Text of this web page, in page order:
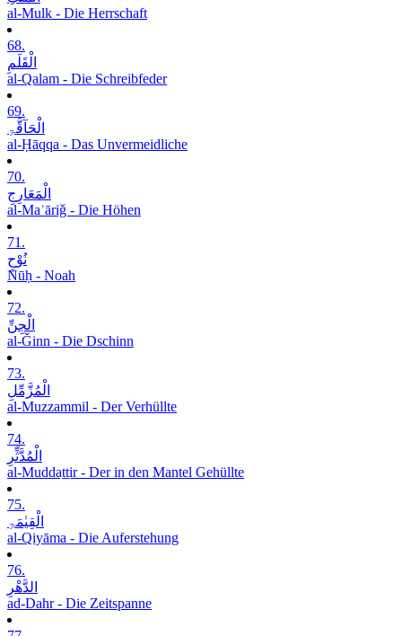
al-Mulk - Die Herrschaft
68.
الْقَلَمِ
al-Qalam - Die Schreibfeder
69.
الْحَآقَّۃِ
al-Ḥāqqa - Das Unvermeidliche
70.
الْمَعَارِجِ
al-Maʿāriǧ - Die Höhen
71.
نُوْحٍ
Nūḥ - Noah
72.
الْجِنِّ
al-Ǧinn - Die Dschinn
73.
الْمُزَّمِّلِ
al-Muzzammil - Der Verhüllte
74.
الْمُدَّثِّرِ
al-Muddaṯṯir - Der in den Mantel Gehüllte
75.
الْقِیٰمَۃِ
al-Qiyāma - Die Auferstehung
76.
الدَّھْرِ
ad-Dahr - Die Zeitspanne